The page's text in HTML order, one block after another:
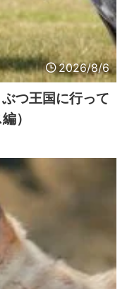
2026/8/6
つ王国に行って
）